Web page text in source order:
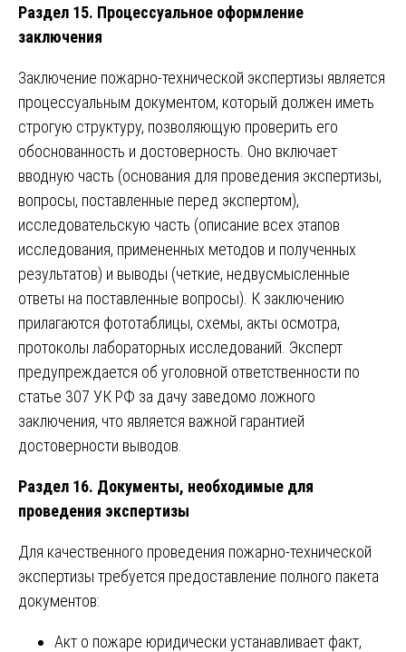
Раздел 15. Процессуальное оформление
заключения
Заключение пожарно-технической экспертизы является
процессуальным документом, который должен иметь
строгую структуру, позволяющую проверить его
обоснованность и достоверность. Оно включает
вводную часть (основания для проведения экспертизы,
вопросы, поставленные перед экспертом),
исследовательскую часть (описание всех этапов
исследования, примененных методов и полученных
результатов) и выводы (четкие, недвусмысленные
ответы на поставленные вопросы). К заключению
прилагаются фототаблицы, схемы, акты осмотра,
протоколы лабораторных исследований. Эксперт
предупреждается об уголовной ответственности по
статье 307 УК РФ за дачу заведомо ложного
заключения, что является важной гарантией
достоверности выводов.
Раздел 16. Документы, необходимые для
проведения экспертизы
Для качественного проведения пожарно-технической
экспертизы требуется предоставление полного пакета
документов:
Акт о пожаре юридически устанавливает факт,